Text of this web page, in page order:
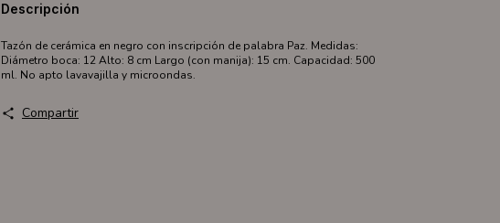
Descripción
Tazón de cerámica en negro con inscripción de palabra Paz. Medidas:
Diámetro boca: 12 Alto: 8 cm Largo (con manija): 15 cm. Capacidad: 500
ml. No apto lavavajilla y microondas.
Compartir